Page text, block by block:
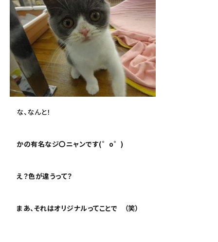
な、なんと！
かの有名なジ〇ニャンです(゜o゜)
え？色が違うって？
まあ、それはオリジナルってことで （笑）